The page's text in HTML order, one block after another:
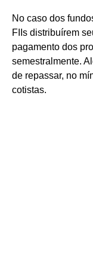
No caso dos
FIIs distribuírem
pagamento dos
semestralmente.
de repassar, no
cotistas.